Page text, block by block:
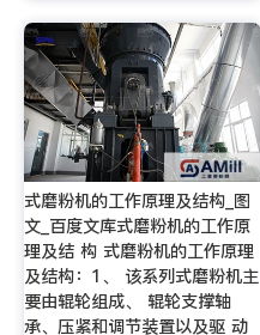
式磨粉机的工作原理及结构_图
文_百度文库式磨粉机的工作原
理及结 构 式磨粉机的工作原理
及结构：1、 该系列式磨粉机主
要由辊轮组成、 辊轮支撑轴
承、压紧和调节装置以及驱 动